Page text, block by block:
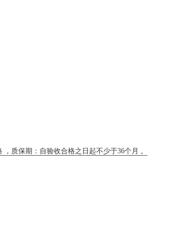
质保期：自验收合格之日起不少于36个月 。